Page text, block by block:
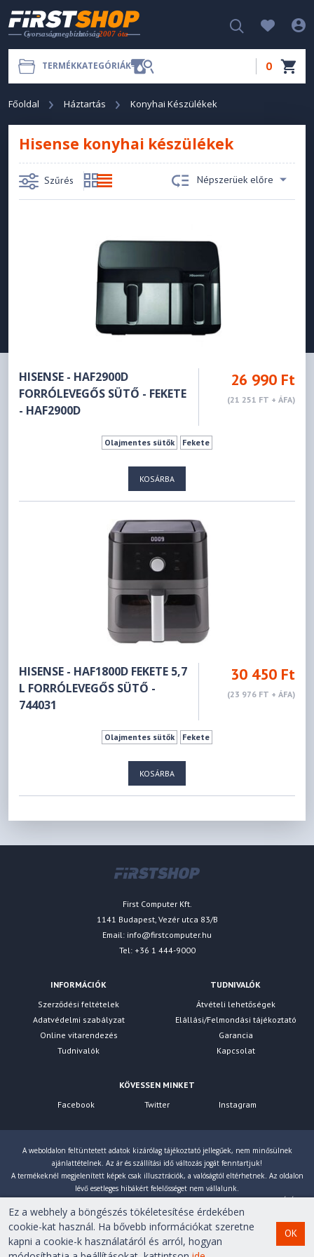
TERMÉKKATEGÓRIÁK 0
Főoldal Háztartás Konyhai Készülékek
Hisense konyhai készülékek
Szűrés Népszerüek előre
HISENSE - HAF2900D
FORRÓLEVEGŐS SÜTŐ - FEKETE
- HAF2900D
26 990 Ft
(21 251 FT + ÁFA)
Olajmentes sütők Fekete
KOSÁRBA
HISENSE - HAF1800D FEKETE 5,7
L FORRÓLEVEGŐS SÜTŐ -
744031
30 450 Ft
(23 976 FT + ÁFA)
Olajmentes sütők Fekete
KOSÁRBA
First Computer Kft.
1141 Budapest, Vezér utca 83/B
Email: info@firstcomputer.hu
Tel: +36 1 444-9000
INFORMÁCIÓK
Szerződési feltételek
Adatvédelmi szabályzat
Online vitarendezés
Tudnivalók
TUDNIVALÓK
Átvételi lehetőségek
Elállási/Felmondási tájékoztató
Garancia
Kapcsolat
KÖVESSEN MINKET
Facebook
Twitter Instagram
A weboldalon feltüntetett adatok kizárólag tájékoztató jellegűek, nem minősülnek
ajánlattételnek. Az ár és szállítási idő változás jogát fenntartjuk!
A termékeknél megjelenített képek csak illusztrációk, a valóságtól eltérhetnek. Az oldalon
lévő esetleges hibákért felelősséget nem vállalunk.
Eltérés esetén a gyártó által megadott paraméterek érvényesek! Bruttó árainkat 27% ÁFÁ-val
számoljuk!
Copyright © 2007-2026 First Computer Kft. Minden jog
Ez a webhely a böngészés tökéletesítése érdekében
cookie-kat használ. Ha bővebb információkat szeretne
kapni a cookie-k használatáról és arról, hogyan
OK